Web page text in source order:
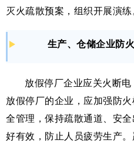
灭火疏散预案，组织开展演练
生产、仓储企业防火
放假停厂企业应关火断
放假停厂的企业，应加强防
全管理，保持疏散通道、安
好有效，防止人员疲劳生产